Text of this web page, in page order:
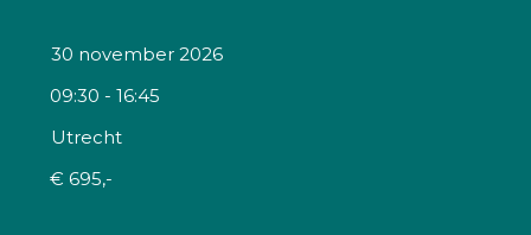
30 november 2026
09:30 - 16:45
Utrecht
€ 695,-